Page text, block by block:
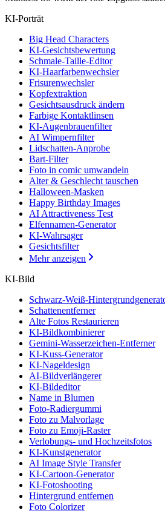
KI-Porträt
Big Head Characters
KI-Gesichtsbewertung
Schmale-Taille-Editor
KI-Haarfarbenwechsler
Frisurenwechsler
Kopfextraktion
Gesichtsausdruck ändern
Farbige Kontaktlinsen
KI-Augenbrauenfilter
AI Wimpernfilter
Lidschatten-Anprobe
Bart-Filter
Foto in comic umwandeln
Alter & Geschlecht tauschen
Halloween-Masken
Happy Birthday Images
AI Attractiveness Test
Elfennamen-Generator
KI-Wahrsager
Gesichtsfilter
Mehr anzeigen
KI-Bild
Schwarz-Weiß-
Schattenentferner
Alte Fotos Restaurieren
KI-Bildkombinierer
Gemini-Wasserzeichen-Entferner
KI-Kuss-Generator
KI-Nageldesign
AI-Bildverlängerer
KI-Bildeditor
Name in Blumen
Foto-Radiergummi
Foto zu Malvorlage
Foto zu Emoji-Raster
Verlobungs- und Hochzeitsfotos
KI-Kunstgenerator
AI Image Style Transfer
KI-Cartoon-Generator
KI-Fotoshooting
Hintergrund entfernen
Foto Colorizer